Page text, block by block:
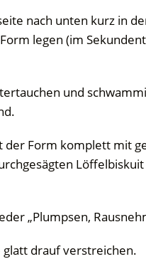
nach unten kurz in
legen (im
und
der Form komplett mit
„Plumpsen,
glatt drauf verstreichen.